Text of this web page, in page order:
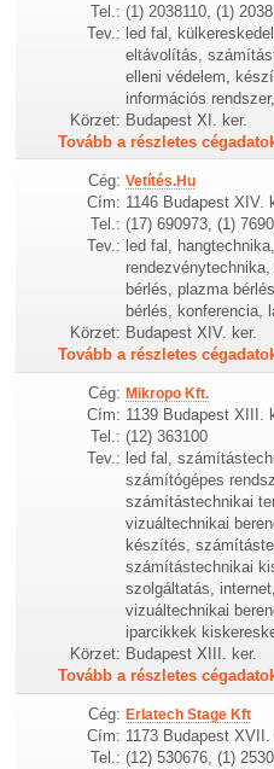
Tel.: (1) 2038110, (1)
Tev.: led fal,
eltávolítás,
elleni védelem,
információs
Körzet: Budapest XI. ker.
Tovább a részletes
Cég: Vetítés.Hu
Cím: 1146 Budapest XIV.
Tel.: (17) 690973, (1)
Tev.: led fal,
bérlés, plazma
bérlés, konferencia,
Körzet: Budapest XIV. ker.
Tovább a részletes
Cég: Mikropo Kft.
Cím: 1139 Budapest XIII.
Tel.: (12) 363100
Tev.: led fal,
számítógépes
számítástechnikai
vizuáltechnikai
készítés,
számítástechnikai
szolgáltatás,
vizuáltechnikai
iparcikkek
Körzet: Budapest XIII. ker.
Tovább a részletes
Cég: Erlatech Stage Kft
Cím: 1173 Budapest
Tel.: (12) 530676, (1)